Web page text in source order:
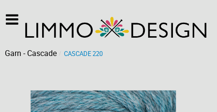
Garn - Cascade CASCADE 220